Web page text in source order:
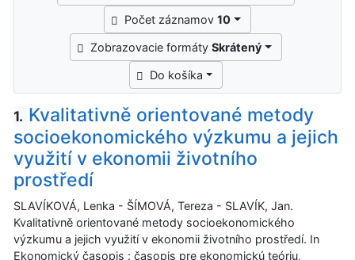
Počet záznamov10
Zobrazovacie formátySkrátený
Do košíka
1. Kvalitativně orientované metody
socioekonomického výzkumu a jejich
využití v ekonomii životního
prostředí
SLAVÍKOVÁ, Lenka - ŠÍMOVÁ, Tereza - SLAVÍK, Jan.
Kvalitativně orientované metody socioekonomického
výzkumu a jejich využití v ekonomii životního prostředí. In
Ekonomický časopis : časopis pre ekonomickú teóriu,